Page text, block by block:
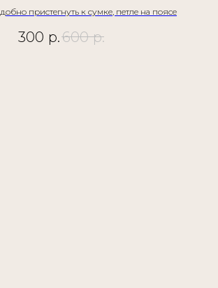
пристегнуть к сумке, петле на поясе
300 р.600 р.